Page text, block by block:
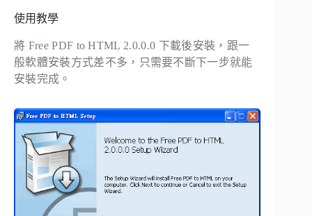
使用教學
將 Free PDF to HTML 2.0.0.0 下載後安裝，跟一
般軟體安裝方式差不多，只需要不斷下一步就能
安裝完成。